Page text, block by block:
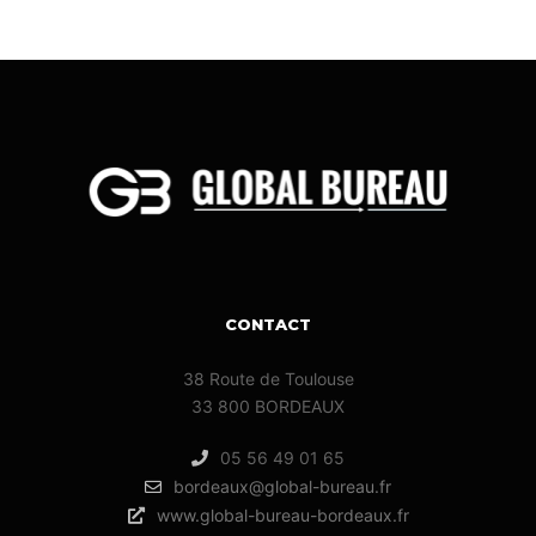
CONTACT
38 Route de Toulouse
33 800 BORDEAUX
05 56 49 01 65
bordeaux@global-bureau.fr
www.global-bureau-bordeaux.fr